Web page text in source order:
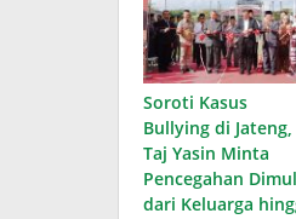
Soroti Kasus
Bullying di Jateng,
Taj Yasin Minta
Pencegahan
dari Keluarga